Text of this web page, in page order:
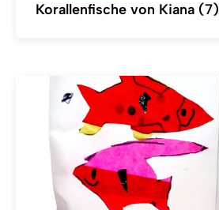
Korallenfische von Kiana (7)